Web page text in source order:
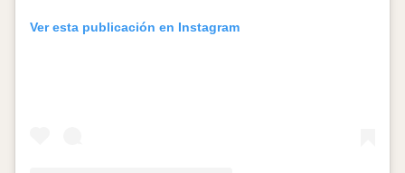
Ver esta publicación en Instagram